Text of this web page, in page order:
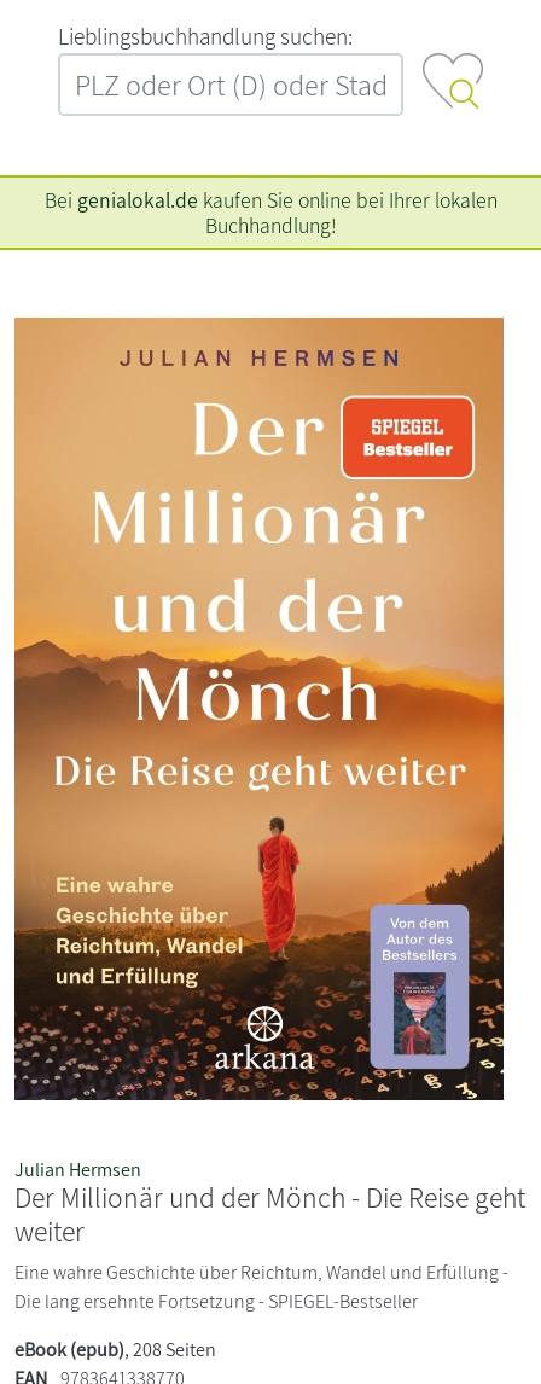
L‍i‍e‍b‍l‍i‍n‍g‍s‍b‍u‍c‍h‍h‍a‍n‍d‍l‍u‍n‍g‍ ‍s‍u‍c‍h‍e‍n‍:‍
Bei genialokal.de kaufen Sie online bei Ihrer lokalen
Buchhandlung!
Julian Hermsen
Der Millionär und der Mönch - Die Reise geht
weiter
Eine wahre Geschichte über Reichtum, Wandel und Erfüllung -
Die lang ersehnte Fortsetzung - SPIEGEL-Bestseller
eBook (epub), 208 Seiten
EAN 9783641338770